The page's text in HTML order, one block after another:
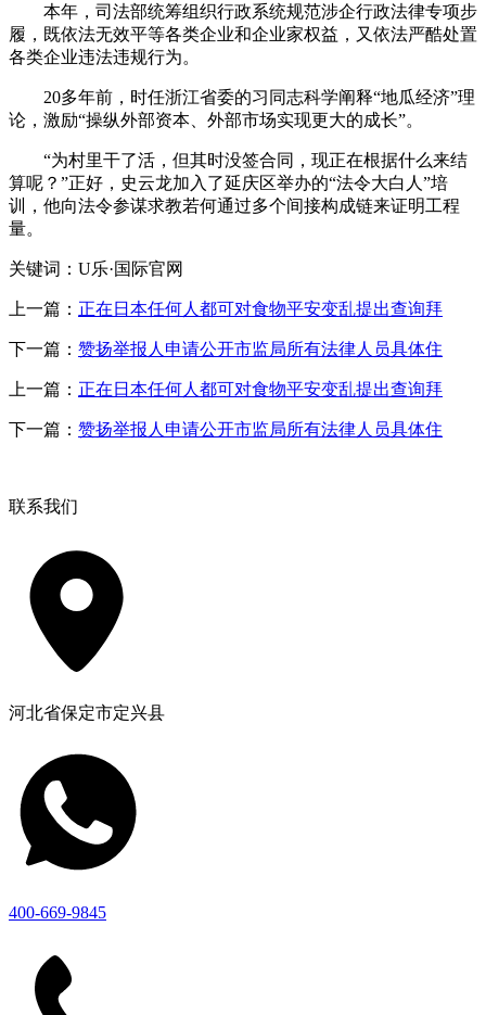
本年，司法部统筹组织行政系统规范涉企行政法律专项步
履，既依法无效平等各类企业和企业家权益，又依法严酷处置
各类企业违法违规行为。
20多年前，时任浙江省委的习同志科学阐释“地瓜经济”理
论，激励“操纵外部资本、外部市场实现更大的成长”。
“为村里干了活，但其时没签合同，现正在根据什么来结
算呢？”正好，史云龙加入了延庆区举办的“法令大白人”培
训，他向法令参谋求教若何通过多个间接构成链来证明工程
量。
关键词：U乐·国际官网
上一篇： 正在日本任何人都可对食物平安变乱提出查询拜
下一篇： 赞扬举报人申请公开市监局所有法律人员具体住
上一篇： 正在日本任何人都可对食物平安变乱提出查询拜
下一篇： 赞扬举报人申请公开市监局所有法律人员具体住
联系我们
河北省保定市定兴县
400-669-9845